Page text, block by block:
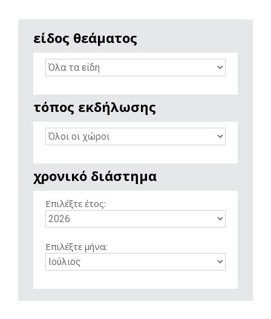
είδος θεάματος
τόπος εκδήλωσης
χρονικό διάστημα
Επιλέξτε έτος:
Επιλέξτε μήνα: